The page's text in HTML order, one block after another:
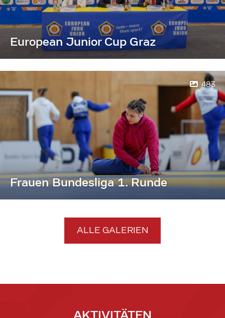
European Junior Cup Graz
483
Frauen Bundesliga 1. Runde
ALLE GALERIEN
AKTIVITÄTEN